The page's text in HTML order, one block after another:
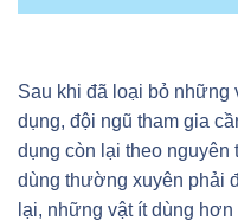
Sau khi đã loại bỏ những
dụng, đội ngũ tham gia
dụng còn lại theo
dùng thường xuyên phải
lại, những vật ít dùng